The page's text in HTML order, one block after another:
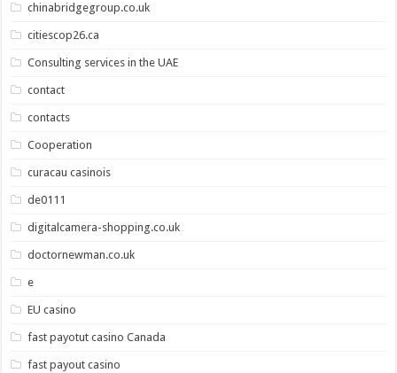
chinabridgegroup.co.uk
citiescop26.ca
Consulting services in the UAE
contact
contacts
Cooperation
curacau casinois
de0111
digitalcamera-shopping.co.uk
doctornewman.co.uk
e
EU casino
fast payotut casino Canada
fast payout casino